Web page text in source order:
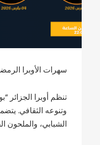
سهرات الأوبرا
تنظم أوبرا الجزائر
وتنوعه الثقافي.
الشبابي، والملحون